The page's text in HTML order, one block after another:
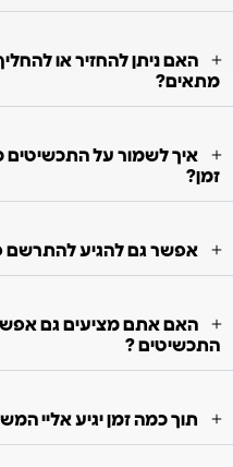
האם ניתן להחזיר או
מתאים?
איך לשמור על התכשיטים
זמן?
אפשר גם להגיע להתרשם
האם אתם מציעים גם
התכשיטים ?
תוך כמה זמן יגיע אליי